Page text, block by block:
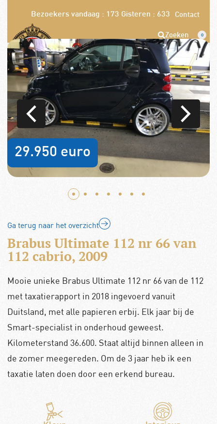
Bezoekers vandaag : 173 Gisteren : 633 Contact
Zoeken 0
Word nu lid! Pech melden
29.950 euro
Ga terug naar het overzicht
Brabus Ultimate 112 nr 66 van
112 cabrio, 2009
Mooie unieke Brabus Ultimate 112 nr 66 van de 112
met taxatierapport in 2018 ingevoerd vanuit
Duitsland, met alle papieren erbij. Elk jaar bij de
Smart-specialist in onderhoud geweest.
Kilometerstand 36.600. Staat altijd binnen alleen in
de zomer meegereden. Om de 3 jaar heb ik een
taxatie laten doen door een erkend bureau.